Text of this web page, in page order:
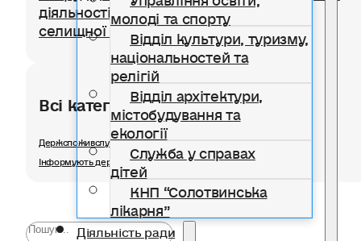
молоді та спорту
Відділ культури, туризму,
національностей та
релігій
Відділ архітектури,
містобудування та
екології
Служба у справах
дітей
КНП “Солотвинська
лікарня”
Діяльність ради
діяльності на території Солотвинської
селищної територіальної громади
Всі категорії розділу
Держспоживслужби в Івано-Франківській області інформує
Інформують державні органи